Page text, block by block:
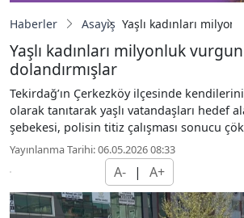
Haberler Asayiş Yaşlı kadınları
Yaşlı kadınları milyonluk
dolandırmışlar
Tekirdağ’ın Çerkezköy ilçesinde
olarak tanıtarak yaşlı vatandaşları hedef
şebekesi, polisin titiz çalışması sonucu
Yayınlanma Tarihi: 06.05.2026 08:33
A- | A+